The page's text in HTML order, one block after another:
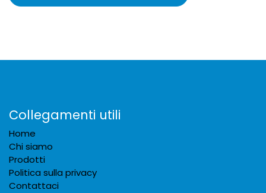
Collegamenti utili
Home
Chi siamo
Prodotti
Politica sulla privacy
Contattaci